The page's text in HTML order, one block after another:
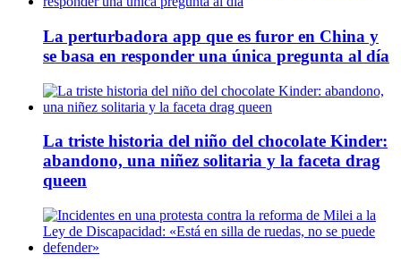
La perturbadora app que es furor en China y
se basa en responder una única pregunta al día
La triste historia del niño del chocolate Kinder:
abandono, una niñez solitaria y la faceta drag
queen